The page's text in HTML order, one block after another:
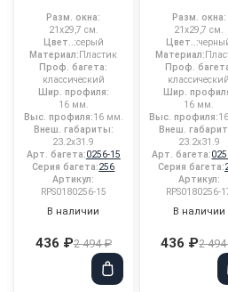
Разм. окна:
21x29,7 см.
Цвет..:серый
Материал: Пластик
Проф. багета:
классический
Шир. профиля:
16 мм.
Выс. профиля:16 мм.
Внеш. габариты:
23.2x31.9
Арт. багета:0256-15
Серия багета:256
Артикул:
RPS0180256-15
В наличии
436 ₽2 494 ₽
Разм. окна:
21x29,7 см.
Цвет..:
Материал:
Проф.
классический
Шир.
16 мм.
Выс. профиля:
Внеш.
23.2x31.9
Арт. багета:
Серия багета:
Артикул:
RPS0180256-
В наличии
436 ₽2